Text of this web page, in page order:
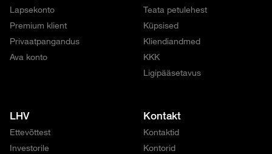
Lapsekonto
Premium klient
Privaatpangandus
Ava konto
Teata petulehest
Küpsised
Kliendiandmed
KKK
Ligipääsetavus
LHV
Ettevõttest
Investorile
Kontakt
Kontaktid
Kontorid